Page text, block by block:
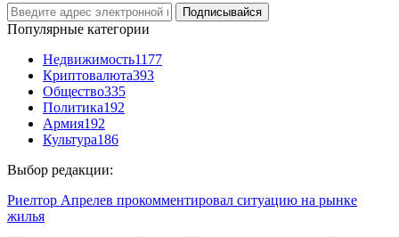
Подписывайся
Популярные категории
Недвижимость1177
Криптовалюта393
Общество335
Политика192
Армия192
Культура186
Выбор редакции:
Риелтор Апрелев прокомментировал ситуацию на рынке
жилья